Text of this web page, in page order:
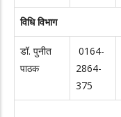
विधि विभाग
डॉ. पुनीत
पाठक
0164-
2864-
375